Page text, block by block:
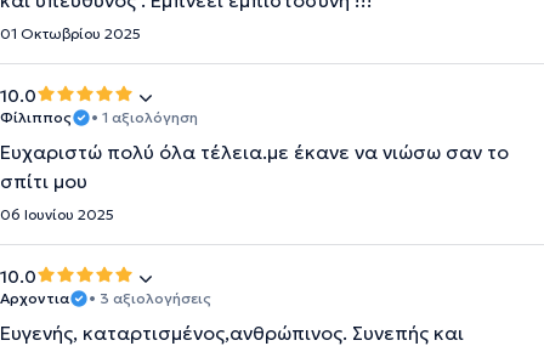
01 Οκτωβρίου 2025
10.0
Φίλιππος • 1 αξιολόγηση
Ευχαριστώ πολύ όλα τέλεια.με έκανε να νιώσω σαν το
σπίτι μου
06 Ιουνίου 2025
10.0
Αρχοντια • 3 αξιολογήσεις
Ευγενής, καταρτισμένος,ανθρώπινος. Συνεπής και